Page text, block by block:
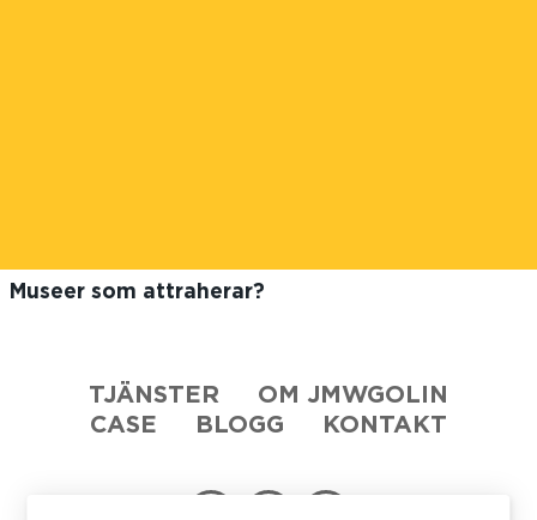
Museer som attraherar?
TJÄNSTER
OM JMWGOLIN
CASE
BLOGG KONTAKT